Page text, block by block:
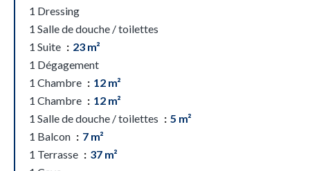
1 Dressing
1 Salle de douche / toilettes
1 Suite
23 m²
1 Dégagement
1 Chambre
12 m²
1 Chambre
12 m²
1 Salle de douche / toilettes
5 m²
1 Balcon
7 m²
1 Terrasse
37 m²